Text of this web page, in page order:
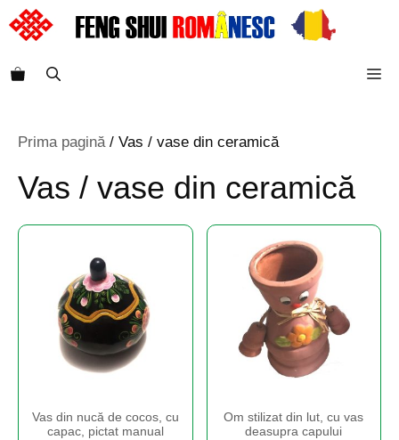
Sari
la
Prima pagină/ Vas / vase din ceramică
Vas / vase din ceramică
Vas din nucă de cocos, cu
capac, pictat manual
Om stilizat din lut, cu vas
deasupra capului